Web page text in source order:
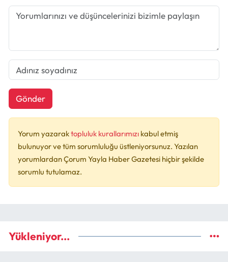
Gönder
Yorum yazaraktopluluk kurallarımızı kabul etmiş
bulunuyor ve tüm sorumluluğu üstleniyorsunuz. Yazılan
yorumlardan Çorum Yayla Haber Gazetesi hiçbir şekilde
sorumlu tutulamaz.
Yükleniyor...